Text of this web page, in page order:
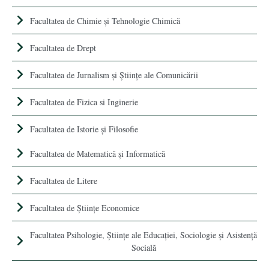
Facultatea de Chimie şi Tehnologie Chimică
Facultatea de Drept
Facultatea de Jurnalism şi Ştiinţe ale Comunicării
Facultatea de Fizica si Inginerie
Facultatea de Istorie şi Filosofie
Facultatea de Matematică şi Informatică
Facultatea de Litere
Facultatea de Științe Economice
Facultatea Psihologie, Ştiinţe ale Educaţiei, Sociologie și Asistență
Socială